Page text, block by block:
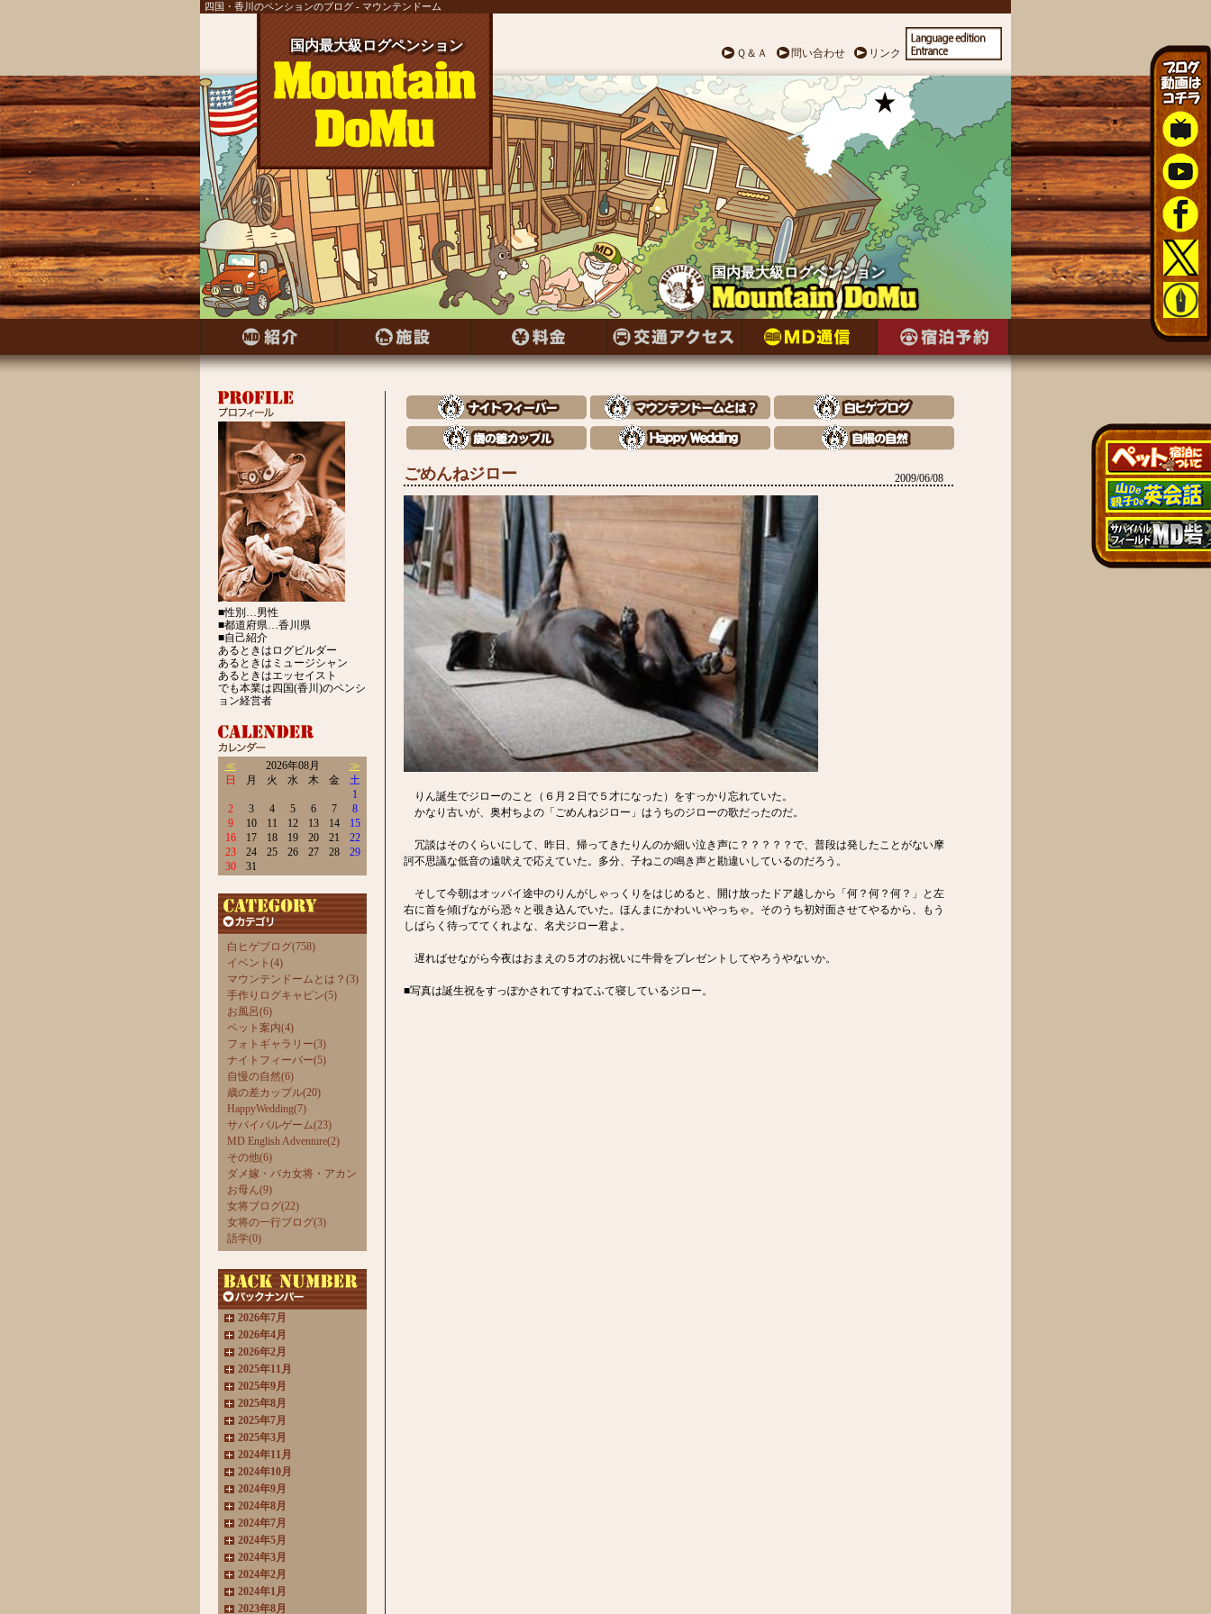
四国・香川のペンションのブログ - マウンテンドーム
Ｑ＆Ａ 問い合わせ リンク
国内最大級ログペンション
国内最大級ログペンション
国内最大級ログペンション
国内最大級ログペンション
国内最大級ログペンション
国内最大級ログペンション
国内最大級ログペンション
国内最大級ログペンション
国内最大級ログペンション
国内最大級ログペンション
国内最大級ログペンション
国内最大級ログペンション
国内最大級ログペンション
国内最大級ログペンション
国内最大級ログペンション
国内最大級ログペンション
国内最大級ログペンション
国内最大級ログペンション
国内最大級ログペンション
国内最大級ログペンション
国内最大級ログペンション
国内最大級ログペンション
国内最大級ログペンション
国内最大級ログペンション
国内最大級ログペンション
国内最大級ログペンション
国内最大級ログペンション
国内最大級ログペンション
国内最大級ログペンション
国内最大級ログペンション
国内最大級ログペンション
国内最大級ログペンション
国内最大級ログペンション
国内最大級ログペンション
国内最大級ログペンション
国内最大級ログペンション
国内最大級ログペンション
国内最大級ログペンション
国内最大級ログペンション
国内最大級ログペンション
国内最大級ログペンション
国内最大級ログペンション
国内最大級ログペンション
国内最大級ログペンション
国内最大級ログペンション
国内最大級ログペンション
国内最大級ログペンション
国内最大級ログペンション
国内最大級ログペンション
国内最大級ログペンション
■性別…男性
■都道府県…香川県
■自己紹介
あるときはログビルダー
あるときはミュージシャン
あるときはエッセイスト
でも本業は四国(香川)のペンシ
ョン経営者
≪ 2026年08月
≫
日
月 火 水 木 金
土
1
2
3 4 5 6 7
8
9
10 11 12 13 14
15
16
17 18 19 20 21
22
23
24 25 26 27 28
29
30
31
白ヒゲブログ(758)
イベント(4)
マウンテンドームとは？(3)
手作りログキャビン(5)
お風呂(6)
ペット案内(4)
フォトギャラリー(3)
ナイトフィーバー(5)
自慢の自然(6)
歳の差カップル(20)
HappyWedding(7)
サバイバルゲーム(23)
MD English Adventure(2)
その他(6)
ダメ嫁・バカ女将・アカン
お母ん(9)
女将ブログ(22)
女将の一行ブログ(3)
語学(0)
2026年7月
2026年4月
2026年2月
2025年11月
2025年9月
2025年8月
2025年7月
2025年3月
2024年11月
2024年10月
2024年9月
2024年8月
2024年7月
2024年5月
2024年3月
2024年2月
2024年1月
2023年8月
ごめんねジロー 2009/06/08
りん誕生でジローのこと（６月２日で５才になった）をすっかり忘れていた。
かなり古いが、奥村ちよの「ごめんねジロー」はうちのジローの歌だったのだ。
冗談はそのくらいにして、昨日、帰ってきたりんのか細い泣き声に？？？？？で、普段は発したことがない摩
訶不思議な低音の遠吠えで応えていた。多分、子ねこの鳴き声と勘違いしているのだろう。
そして今朝はオッパイ途中のりんがしゃっくりをはじめると、開け放ったドア越しから「何？何？何？」と左
右に首を傾げながら恐々と覗き込んでいた。ほんまにかわいいやっちゃ。そのうち初対面させてやるから、もう
しばらく待っててくれよな、名犬ジロー君よ。
遅ればせながら今夜はおまえの５才のお祝いに牛骨をプレゼントしてやろうやないか。
■写真は誕生祝をすっぽかされてすねてふて寝しているジロー。